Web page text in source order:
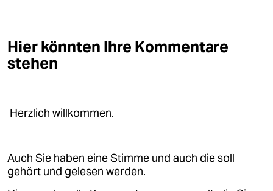
shop
genossenschaft
epaper login
Hier könnten Ihre Kommentare
stehen
Herzlich willkommen.
Auch Sie haben eine Stimme und auch die soll
gehört und gelesen werden.